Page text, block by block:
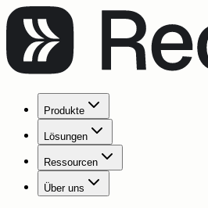
Produkte
Lösungen
Ressourcen
Über uns